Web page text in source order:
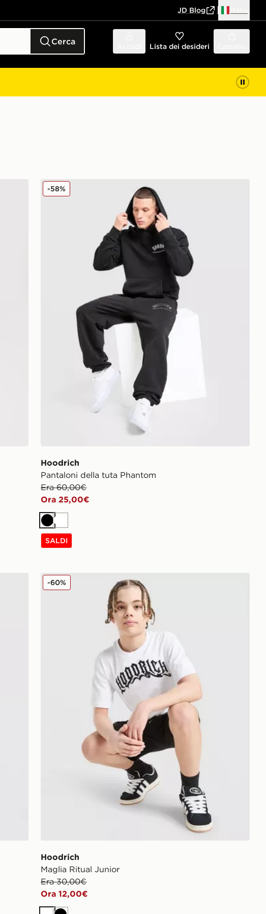
JD Blog
Cerca Lista dei desideri
Hoodrich Pantaloni della tuta Phantom
Hoodrich
Pantaloni della tuta Phantom
Era 60,00€
Ora 25,00€
-58%
NeroBianco
SALDI
Hoodrich Maglia Ritual Junior
Hoodrich
Maglia Ritual Junior
Era 30,00€
Ora 12,00€
-60%